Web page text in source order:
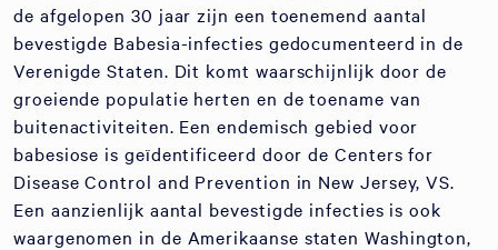
de afgelopen 30 jaar zijn een toenemend aantal
bevestigde Babesia-infecties gedocumenteerd in de
Verenigde Staten. Dit komt waarschijnlijk door de
groeiende populatie herten en de toename van
buitenactiviteiten. Een endemisch gebied voor
babesiose is geïdentificeerd door de Centers for
Disease Control and Prevention in New Jersey, VS.
Een aanzienlijk aantal bevestigde infecties is ook
waargenomen in de Amerikaanse staten Washington,